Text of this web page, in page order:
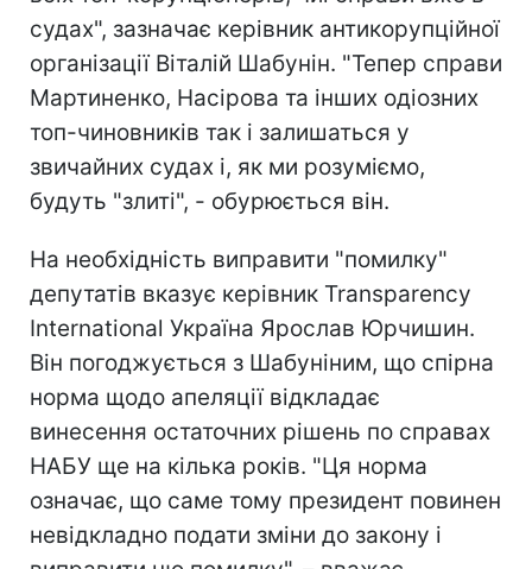
судах", зазначає керівник антикорупційної
організації Віталій Шабунін. "Тепер справи
Мартиненко, Насірова та інших одіозних
топ-чиновників так і залишаться у
звичайних судах і, як ми розуміємо,
будуть "злиті", - обурюється він.
На необхідність виправити "помилку"
депутатів вказує керівник Transparency
International Україна Ярослав Юрчишин.
Він погоджується з Шабуніним, що спірна
норма щодо апеляції відкладає
винесення остаточних рішень по справах
НАБУ ще на кілька років. "Ця норма
означає, що саме тому президент повинен
невідкладно подати зміни до закону і